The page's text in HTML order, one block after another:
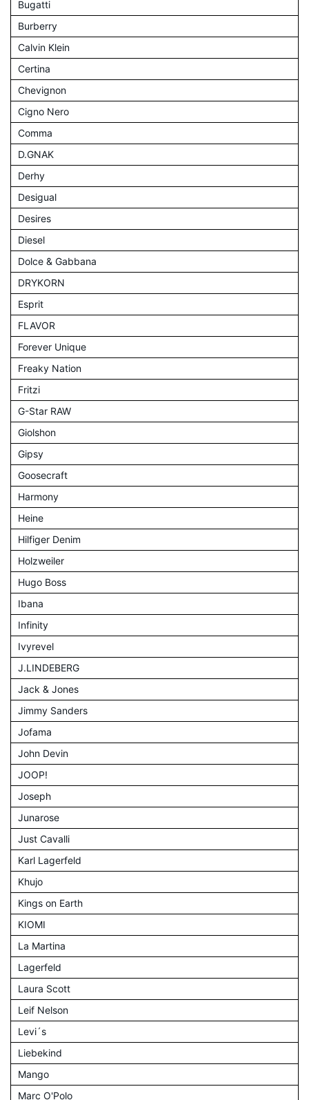
Bugatti
Burberry
Calvin Klein
Certina
Chevignon
Cigno Nero
Comma
D.GNAK
Derhy
Desigual
Desires
Diesel
Dolce & Gabbana
DRYKORN
Esprit
FLAVOR
Forever Unique
Freaky Nation
Fritzi
G-Star RAW
Giolshon
Gipsy
Goosecraft
Harmony
Heine
Hilfiger Denim
Holzweiler
Hugo Boss
Ibana
Infinity
Ivyrevel
J.LINDEBERG
Jack & Jones
Jimmy Sanders
Jofama
John Devin
JOOP!
Joseph
Junarose
Just Cavalli
Karl Lagerfeld
Khujo
Kings on Earth
KIOMI
La Martina
Lagerfeld
Laura Scott
Leif Nelson
Levi´s
Liebekind
Mango
Marc O'Polo